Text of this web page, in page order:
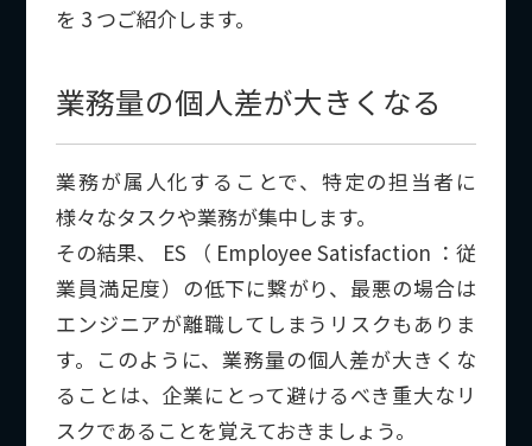
を 3 つご紹介します。
業務量の個人差が大きくなる
業務が属人化することで、特定の担当者に
様々なタスクや業務が集中します。
その結果、 ES （ Employee Satisfaction ：従
業員満足度）の低下に繋がり、最悪の場合は
エンジニアが離職してしまうリスクもありま
す。このように、業務量の個人差が大きくな
ることは、企業にとって避けるべき重大なリ
スクであることを覚えておきましょう。